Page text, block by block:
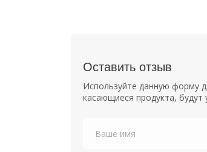
Оставить отзыв
Используйте данную форму
касающиеся продукта, будут